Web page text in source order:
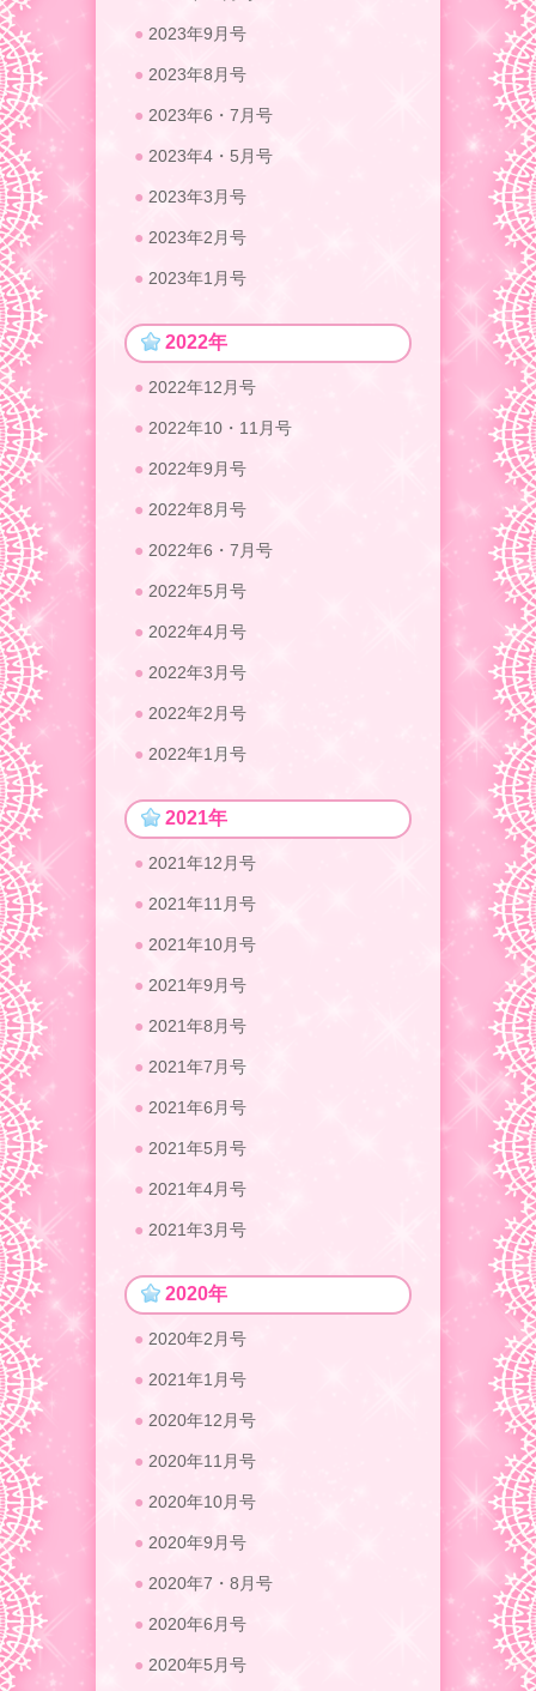
2023年9月号
2023年8月号
2023年6・7月号
2023年4・5月号
2023年3月号
2023年2月号
2023年1月号
2022年
2022年12月号
2022年10・11月号
2022年9月号
2022年8月号
2022年6・7月号
2022年5月号
2022年4月号
2022年3月号
2022年2月号
2022年1月号
2021年
2021年12月号
2021年11月号
2021年10月号
2021年9月号
2021年8月号
2021年7月号
2021年6月号
2021年5月号
2021年4月号
2021年3月号
2020年
2020年2月号
2021年1月号
2020年12月号
2020年11月号
2020年10月号
2020年9月号
2020年7・8月号
2020年6月号
2020年5月号